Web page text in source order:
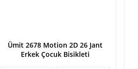
Ümit 2678 Motion 2D 26 Jant
Erkek Çocuk Bisikleti